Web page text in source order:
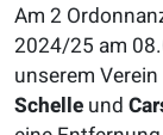
Am 2
2024/25 am
unserem
Schelle und